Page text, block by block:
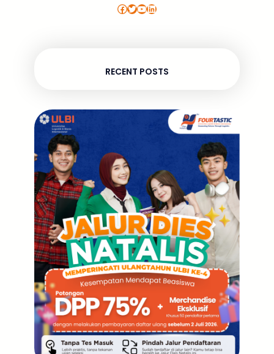
Facebook Twitter YouTube LinkedIn
RECENT POSTS